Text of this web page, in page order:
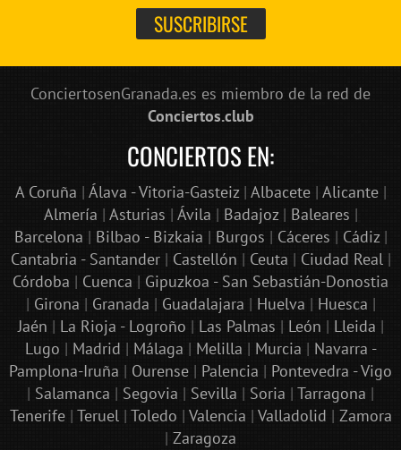
ConciertosenGranada.es es miembro de la red de
Conciertos.club
CONCIERTOS EN:
A Coruña | Álava - Vitoria-Gasteiz| Albacete| Alicante|
Almería | Asturias | Ávila | Badajoz| Baleares |
Barcelona | Bilbao - Bizkaia | Burgos | Cáceres | Cádiz|
Cantabria - Santander| Castellón | Ceuta | Ciudad Real|
Córdoba | Cuenca | Gipuzkoa - San Sebastián-Donostia
| Girona | Granada | Guadalajara | Huelva | Huesca |
Jaén | La Rioja - Logroño | Las Palmas | León | Lleida |
Lugo | Madrid | Málaga | Melilla | Murcia | Navarra -
Pamplona-Iruña | Ourense | Palencia | Pontevedra - Vigo
| Salamanca | Segovia | Sevilla | Soria | Tarragona |
Tenerife| Teruel| Toledo | Valencia | Valladolid | Zamora
| Zaragoza